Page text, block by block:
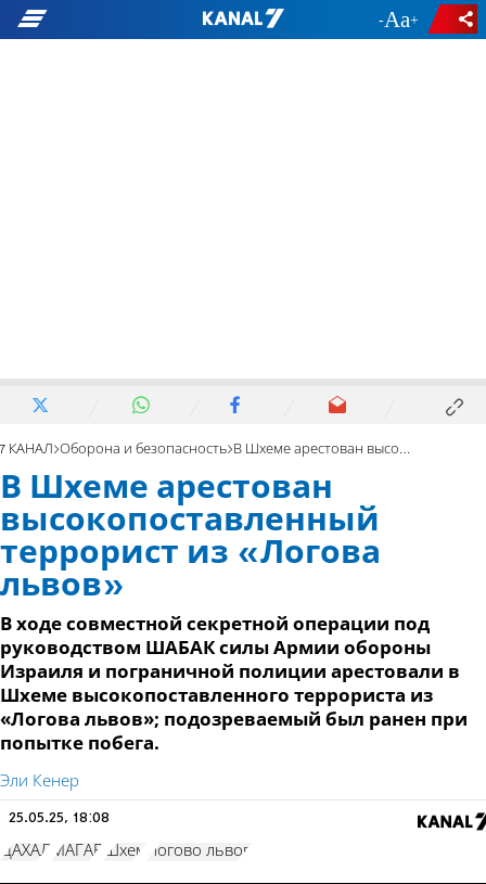
- +
7 КАНАЛ Оборона и безопасность В Шхеме арестован высокопоставленный террорист из «Логова львов»
В Шхеме арестован
высокопоставленный
террорист из «Логова
львов»
В ходе совместной секретной операции под
руководством ШАБАК силы Армии обороны
Израиля и пограничной полиции арестовали в
Шхеме высокопоставленного террориста из
«Логова львов»; подозреваемый был ранен при
попытке побега.
Эли Кенер
25.05.25, 18:08
ЦАХАЛ МАГАВ Шхем Логово львов